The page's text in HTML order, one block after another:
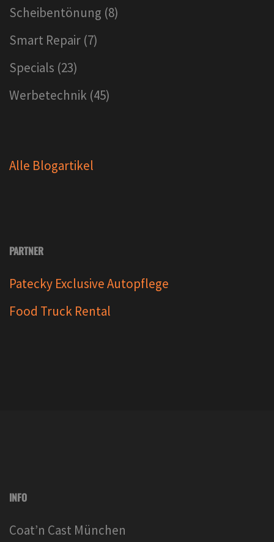
Scheibentönung (8)
Smart Repair (7)
Specials (23)
Werbetechnik (45)
Alle Blogartikel
PARTNER
Patecky Exclusive Autopflege
Food Truck Rental
INFO
Coat’n Cast München